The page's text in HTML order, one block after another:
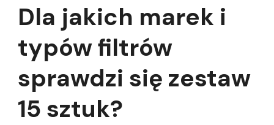
Dla jakich marek i
typów filtrów
sprawdzi się zestaw
15 sztuk?